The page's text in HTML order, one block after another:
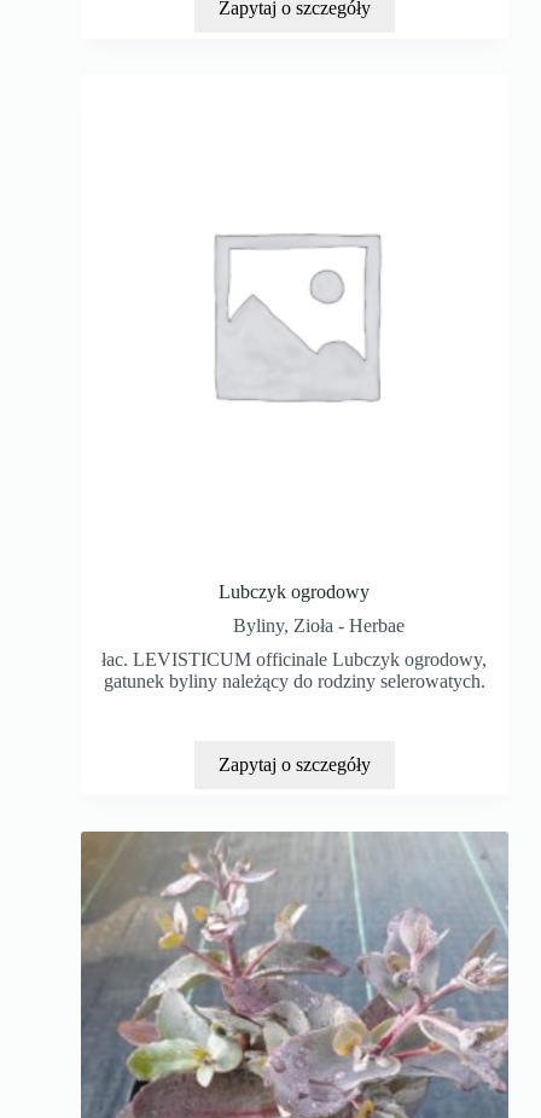
Zapytaj o szczegóły
Lubczyk ogrodowy
Byliny, Zioła - Herbae
łac. LEVISTICUM officinale Lubczyk ogrodowy,
gatunek byliny należący do rodziny selerowatych.
Zapytaj o szczegóły